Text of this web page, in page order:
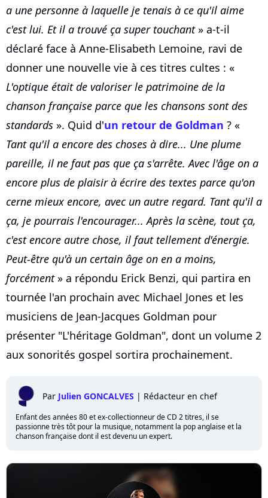
a une personne à laquelle je tenais à ce qu'il aime
c'est lui. Et il a trouvé ça super touchant» a-t-il
déclaré face à Anne-Elisabeth Lemoine, ravi de
donner une nouvelle vie à ces titres cultes : «
L'optique était de valoriser le patrimoine de la
chanson française parce que les chansons sont des
standards ». Quid d'un retour de Goldman ? «
Tant qu'il a encore des choses à dire... Une plume
pareille, il ne faut pas que ça s'arrête. Avec l'âge on a
encore plus de plaisir à écrire des textes parce qu'on
cerne mieux encore, avec un autre regard. Tant qu'il a
ça, je pourrais l'encourager... Après la scène, tout ça,
c'est encore autre chose, il faut tellement d'énergie.
Peut-être qu'à un certain âge on en a moins,
forcément» a répondu Erick Benzi, qui partira en
tournée l'an prochain avec Michael Jones et les
musiciens de Jean-Jacques Goldman pour
présenter "L'héritage Goldman", dont un volume 2
aux sonorités gospel sortira prochainement.
Par Julien GONCALVES | Rédacteur en chef
Enfant des années 80 et ex-collectionneur de CD 2 titres, il se
passionne très tôt pour la musique, notamment la pop anglaise et la
chanson française dont il est devenu un expert.